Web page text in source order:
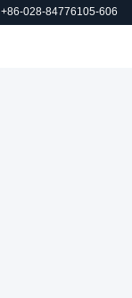
+86-028-84776105-606